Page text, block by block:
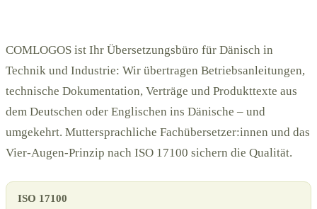
COMLOGOS ist Ihr Übersetzungsbüro für Dänisch in
Technik und Industrie: Wir übertragen Betriebsanleitungen,
technische Dokumentation, Verträge und Produkttexte aus
dem Deutschen oder Englischen ins Dänische – und
umgekehrt. Muttersprachliche Fachübersetzer:innen und das
Vier-Augen-Prinzip nach ISO 17100 sichern die Qualität.
ISO 17100